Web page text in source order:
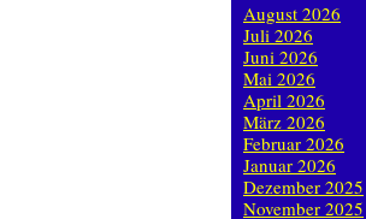
August 2026
Juli 2026
Juni 2026
Mai 2026
April 2026
März 2026
Februar 2026
Januar 2026
Dezember 2025
November 2025